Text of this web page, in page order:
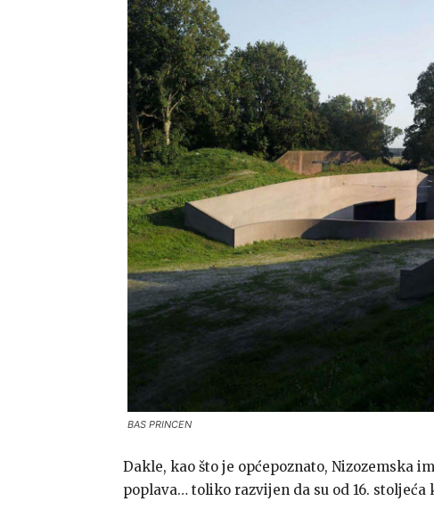
BAS PRINCEN
Dakle, kao što je općepoznato, Nizozemska
poplava… toliko razvijen da su od 16.